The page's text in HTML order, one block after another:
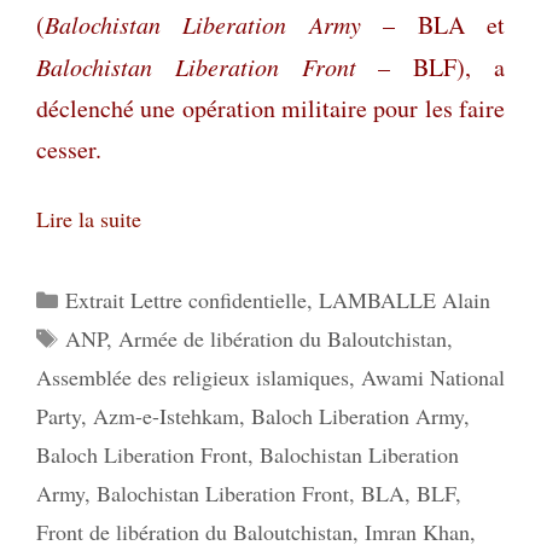
(Balochistan Liberation Army– BLA et
Balochistan Liberation Front– BLF), a
déclenché une opération militaire pour les faire
cesser.
Lire la suite
Catégories
Extrait Lettre confidentielle, LAMBALLE Alain
Étiquettes
ANP, Armée de libération du Baloutchistan,
Assemblée des religieux islamiques, Awami National
Party, Azm-e-Istehkam, Baloch Liberation Army,
Baloch Liberation Front, Balochistan Liberation
Army, Balochistan Liberation Front, BLA, BLF,
Front de libération du Baloutchistan, Imran Khan,